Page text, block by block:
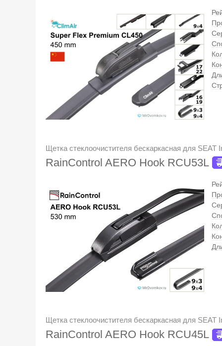
Щетка стеклоочистителя бескаркасная для SEAT
RainControl AERO Hook RCU53L
Щетка стеклоочистителя бескаркасная для SEAT
RainControl AERO Hook RCU45L